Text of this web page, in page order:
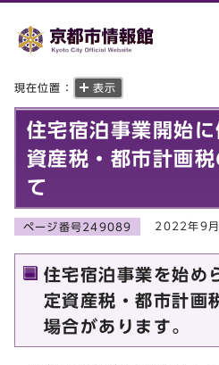
現在位置： 表示
住宅宿泊事業開始
資産税・都市計画
て
ページ番号249089 2022年9
住宅宿泊事業を始め
定資産税・都市計画
場合があります。